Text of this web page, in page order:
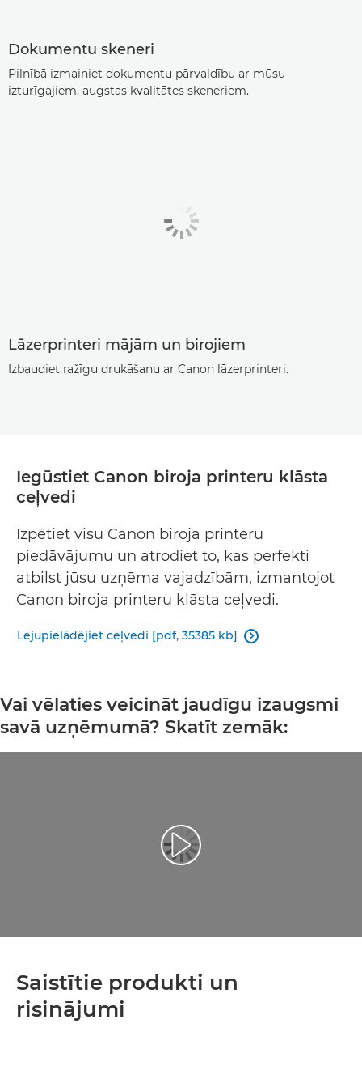
Dokumentu skeneri
Pilnībā izmainiet dokumentu pārvaldību ar mūsu
izturīgajiem, augstas kvalitātes skeneriem.
Lāzerprinteri mājām un birojiem
Izbaudiet ražīgu drukāšanu ar Canon lāzerprinteri.
Iegūstiet Canon biroja printeru klāsta
ceļvedi
Izpētiet visu Canon biroja printeru
piedāvājumu un atrodiet to, kas perfekti
atbilst jūsu uzņēma vajadzībām, izmantojot
Canon biroja printeru klāsta ceļvedi.
Lejupielādējiet ceļvedi [pdf, 35385 kb] 
Vai vēlaties veicināt jaudīgu izaugsmi
savā uzņēmumā? Skatīt zemāk:
Atskaņot videoklipu
Saistītie produkti un
risinājumi